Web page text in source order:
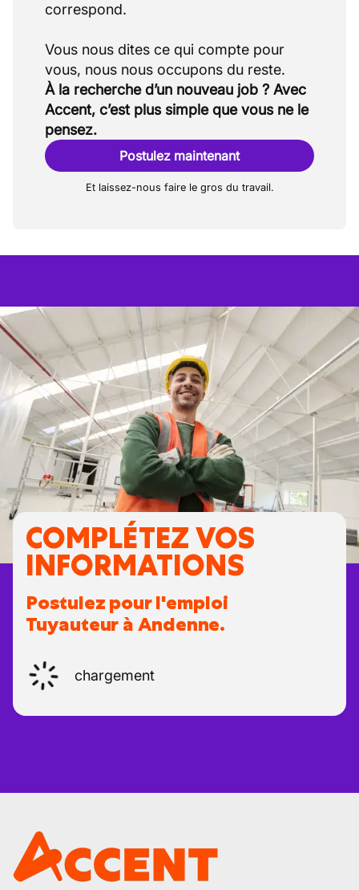
correspond.
Vous nous dites ce qui compte pour
À la recherche d’un nouveau job ? Avec
Accent, c’est plus simple que vous ne le
pensez.
Postulez maintenant
Et laissez-nous faire le gros du travail.
COMPLÉTEZ VOS
INFORMATIONS
Postulez pour l'emploi
Tuyauteur à Andenne.
chargement